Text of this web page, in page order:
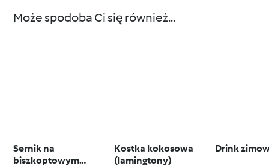
Może spodoba Ci się również...
Sernik na
biszkoptowym
Kostka kokosowa
(lamingtony)
Drink